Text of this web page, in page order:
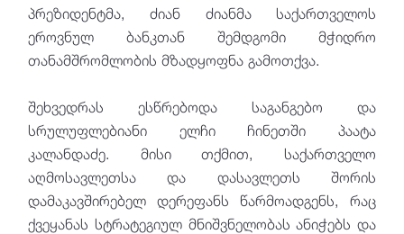
პრეზიდენტმა, ძიან ძიანმა საქართველოს
ეროვნულ ბანკთან შემდგომი მჭიდრო
თანამშრომლობის მზადყოფნა გამოთქვა.
შეხვედრას ესწრებოდა საგანგებო და
სრულუფლებიანი ელჩი ჩინეთში პაატა
კალანდაძე. მისი თქმით, საქართველო
აღმოსავლეთსა და დასავლეთს შორის
დამაკავშირებელ დერეფანს წარმოადგენს, რაც
ქვეყანას სტრატეგიულ მნიშვნელობას ანიჭებს და